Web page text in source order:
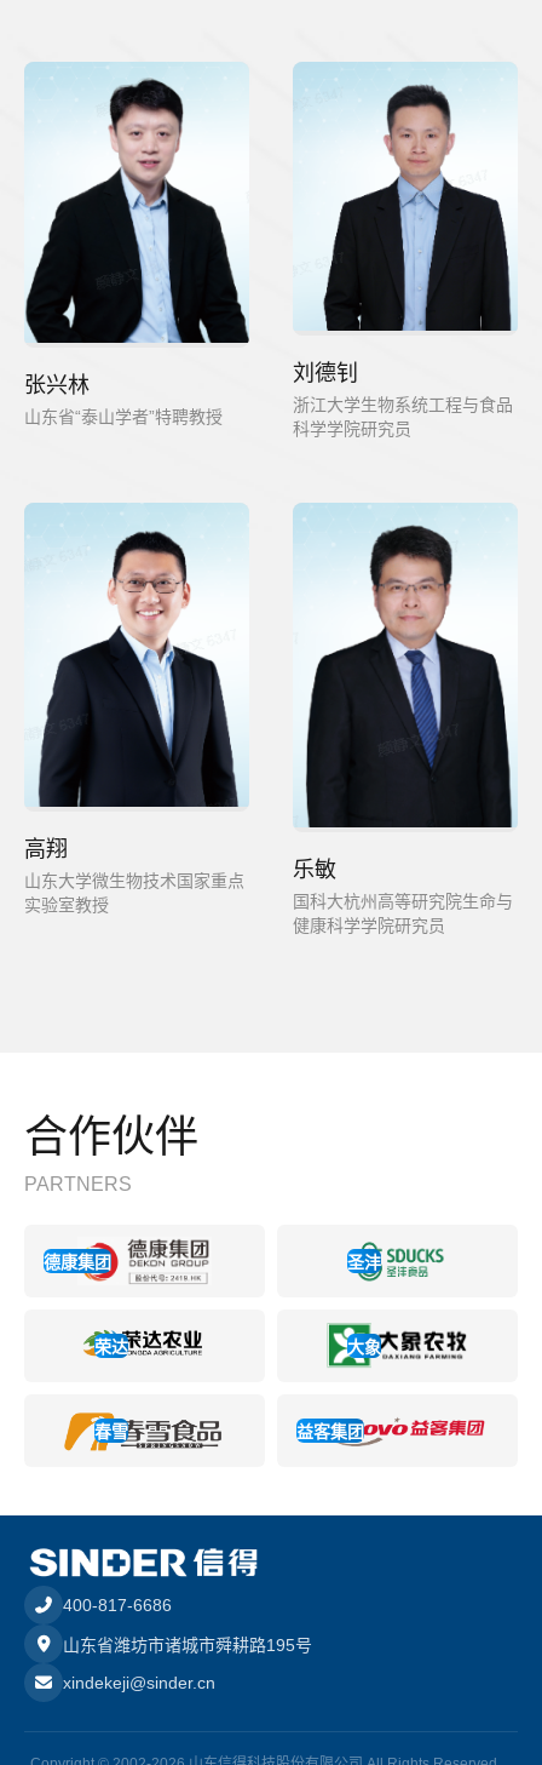
张兴林
山东省“泰山学者”特聘教授
刘德钊
浙江大学生物系统工程与食品
科学学院研究员
高翔
山东大学微生物技术国家重点
实验室教授
乐敏
国科大杭州高等研究院生命与
健康科学学院研究员
合作伙伴
PARTNERS
德康集团 圣沣
荣达 大象
春雪 益客集团
400-817-6686
山东省潍坊市诸城市舜耕路195号
xindekeji@sinder.cn